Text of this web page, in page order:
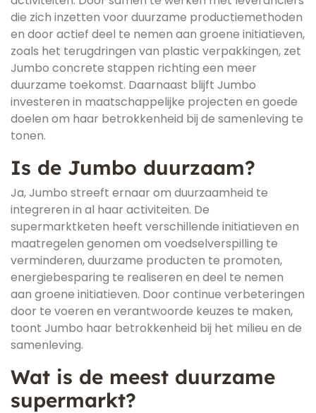
die zich inzetten voor duurzame productiemethoden
en door actief deel te nemen aan groene initiatieven,
zoals het terugdringen van plastic verpakkingen, zet
Jumbo concrete stappen richting een meer
duurzame toekomst. Daarnaast blijft Jumbo
investeren in maatschappelijke projecten en goede
doelen om haar betrokkenheid bij de samenleving te
tonen.
Is de Jumbo duurzaam?
Ja, Jumbo streeft ernaar om duurzaamheid te
integreren in al haar activiteiten. De
supermarktketen heeft verschillende initiatieven en
maatregelen genomen om voedselverspilling te
verminderen, duurzame producten te promoten,
energiebesparing te realiseren en deel te nemen
aan groene initiatieven. Door continue verbeteringen
door te voeren en verantwoorde keuzes te maken,
toont Jumbo haar betrokkenheid bij het milieu en de
samenleving.
Wat is de meest duurzame
supermarkt?